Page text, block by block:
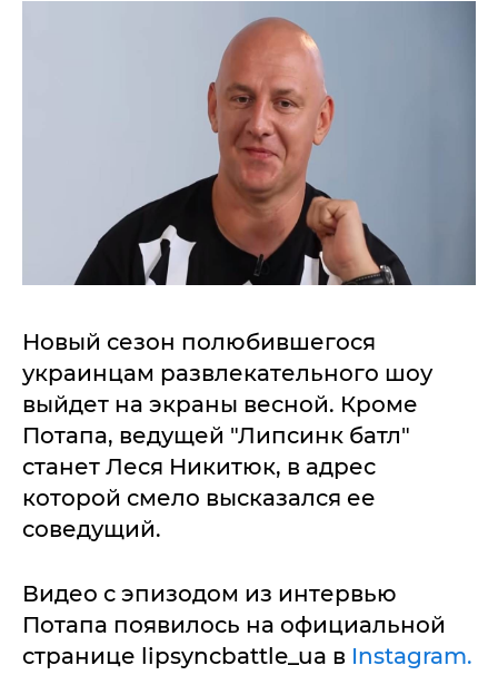
Новый сезон полюбившегося
украинцам развлекательного шоу
выйдет на экраны весной. Кроме
Потапа, ведущей "Липсинк батл"
станет Леся Никитюк, в адрес
которой смело высказался ее
соведущий.
Видео с эпизодом из интервью
Потапа появилось на официальной
странице lipsyncbattle_ua в Instagram.